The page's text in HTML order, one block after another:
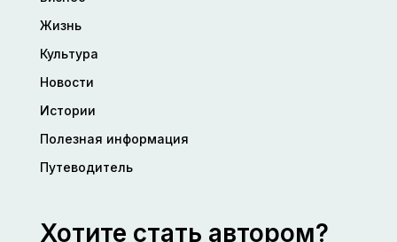
Жизнь
Культура
Новости
Истории
Полезная информация
Путеводитель
Хотите стать автором?